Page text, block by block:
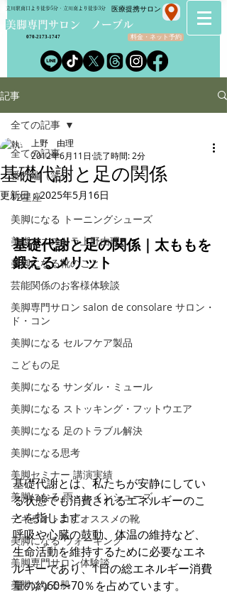
​美脚専門サロン ノーブル
立川駅南口より徒歩5分・立川南より徒歩3分
料金・ネット予約
070-2173-1747
​医療提携サロン
記事
全ての記事
番外編（笑）
12星座
美脚になる トーニングシューズ
美脚マエストラ上野由理
美脚になる靴のこと
芸能関係のお客様体験談
美脚専門サロン salon de consolare サロン・
ド・コン
美脚になる セルフケア製品
こどもの足
美脚になる サンダル・ミュール
美脚になる ストッキング・フットウエア
美脚になる 足のトラブル解決
美脚になる思考
美脚セミナー 講演実績
美脚になる 雨・レインシューズ
デキるオトコにオススメの靴
美脚になる ウォーキング
美脚専門サロン体験談
美脚になる肌
全ての記事
基礎代謝と足の関係
上野 由理
2012年6月11日 読了時間: 2分
更新日：2025年5月16日
基礎代謝と足の関係｜太ももを
鍛えるメリット
基礎代謝とは、私たちが安静にしてい
る状態でも消費されるエネルギーのこ
とを指します。
呼吸や心臓の鼓動、体温の維持など、
生命活動を維持するために必要なエネ
ルギーであり、1日の総エネルギー消費
量の約60〜70％を占めています。